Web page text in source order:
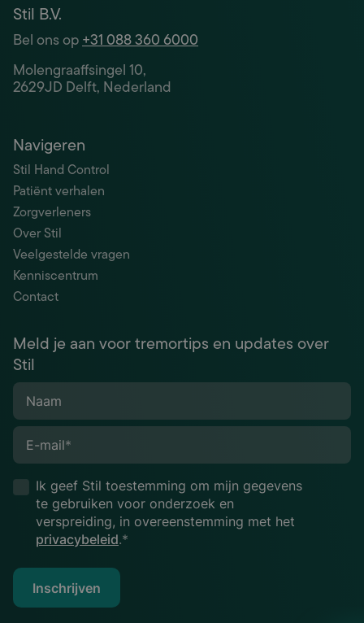
Stil B.V.
Bel ons op+31 088 360 6000
Molengraaffsingel 10,
2629JD Delft, Nederland
Navigeren
Stil Hand Control
Patiënt verhalen
Zorgverleners
Over Stil
Veelgestelde vragen
Kenniscentrum
Contact
Meld je aan voor tremortips en updates over
Stil
Naam
E-mail*
Ik geef Stil toestemming om mijn gegevens
te gebruiken voor onderzoek en
verspreiding, in overeenstemming met het
privacybeleid.*
Inschrijven